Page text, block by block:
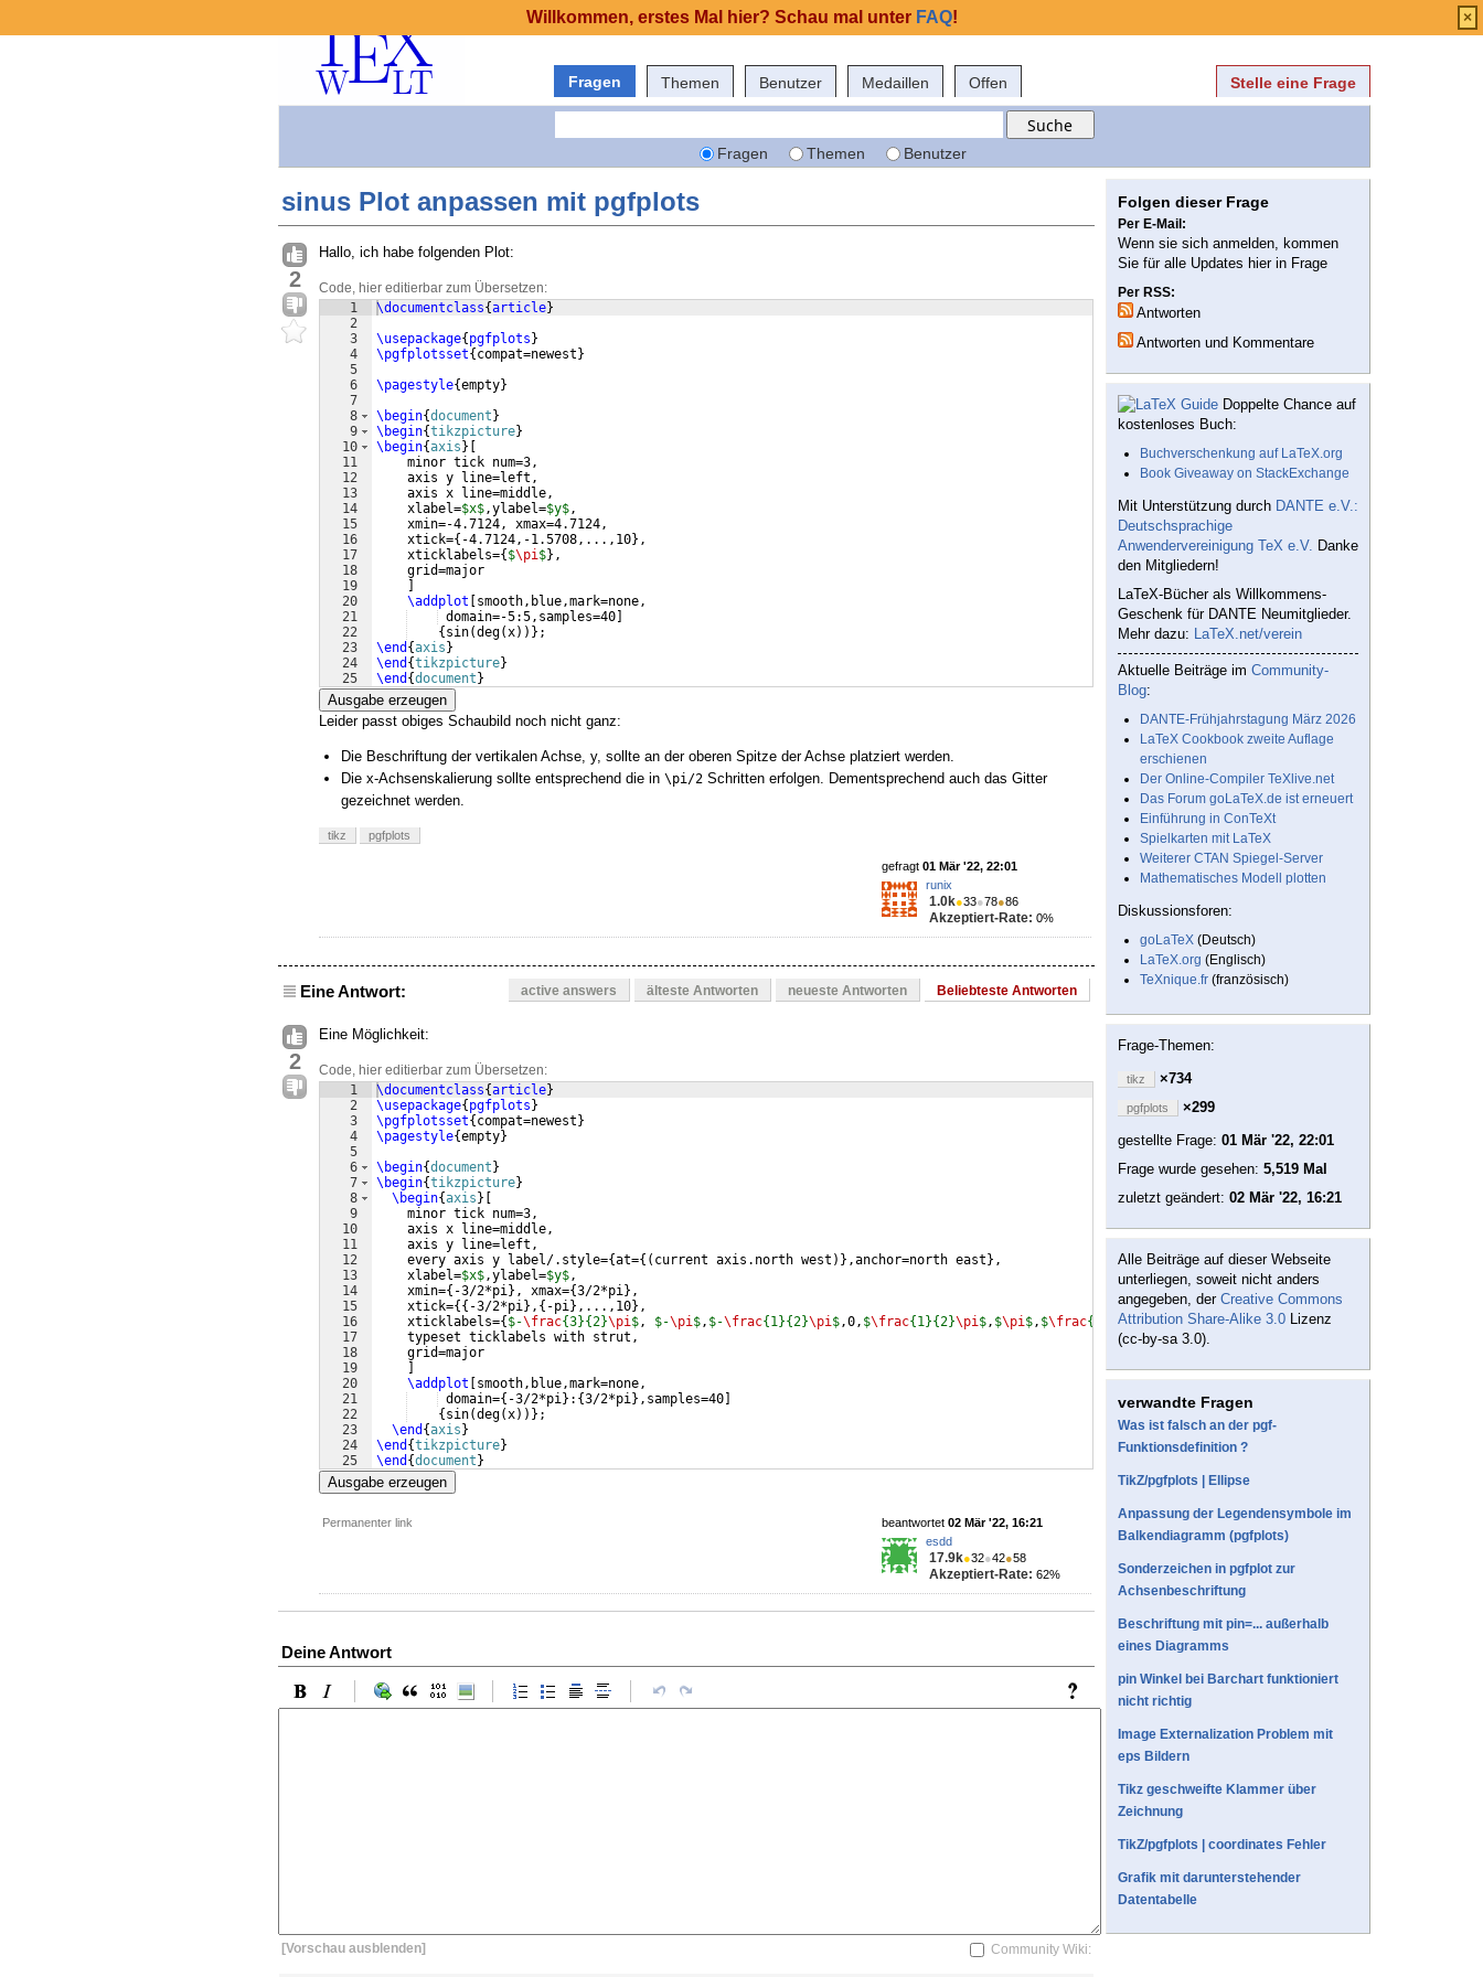
Fragen Themen Benutzer Medaillen Offen Stelle eine Frage
Fragen Themen Benutzer
sinus Plot anpassen mit pgfplots
2
Hallo, ich habe folgenden Plot:
Code, hier editierbar zum Übersetzen:
1
2
3
4
5
6
7
8
9
10
11
12
13
14
15
16
17
18
19
20
21
22
23
24
25
\documentclass{article}
\usepackage{ pgfplots }
\pgfplotsset{ compat=newest }
\pagestyle{empty}
\begin{document }
\begin{tikzpicture}
\begin{axis }
    minor tick num=3,
    axis y line=left,
    axis x line=middle,
    xlabel=
$x$,ylabel=$y$,
    xmin=-4.7124, xmax=4.7124,
    xtick=
{ -4.7124,-1.5708,...,10} ,
    xticklabels=
{ $\pi$} ,
    grid=major
\addplot
smooth,blue,mark=none,
domain=-5:5,samples=40
{ sin(deg(x))} ;
\end {axis }
\end {tikzpicture}
\end {document }
Ausgabe erzeugen
Leider passt obiges Schaubild noch nicht ganz:
Die Beschriftung der vertikalen Achse, y, sollte an der oberen Spitze der Achse platziert werden.
Die x-Achsenskalierung sollte entsprechend die in \pi/2 Schritten erfolgen. Dementsprechend auch das Gitter
gezeichnet werden.
tikz pgfplots
gefragt 01 Mär '22, 22:01
runix
1.0k●33●78●86
Akzeptiert-Rate: 0%
Eine Antwort: active answers älteste Antworten neueste Antworten Beliebteste Antworten
2
Eine Möglichkeit:
Code, hier editierbar zum Übersetzen:
1
2
3
4
5
6
7
8
9
10
11
12
13
14
15
16
17
18
19
20
21
22
23
24
25
\documentclass{article}
\usepackage{ pgfplots }
\pgfplotsset{ compat=newest }
\pagestyle{empty}
\begin{document }
\begin{tikzpicture}
\begin{axis }
    minor tick num=3,
    axis x line=middle,
    axis y line=left,
    every axis y label/.style=
{at={( current axis.north west )} ,anchor=north east } ,
    xlabel=
$x$,ylabel=$y$,
    xmin=
{ -3/2*pi} , xmax={3/2*pi} ,
    xtick=
{{ -3/2*pi} , { -pi} ,...,10} ,
    xticklabels=
{ $-\frac{3}{2}\pi$, $-\pi$, $-\frac{1}{2}\pi$,0, $\frac{1}{2}\pi$, $\pi$, $\frac{3}{2}\pi$},
    typeset ticklabels with strut,
    grid=major
\addplot
smooth,blue,mark=none,
domain={ -3/2*pi} : {3/2*pi} ,samples=40
{ sin(deg(x))} ;
\end {axis }
\end {tikzpicture}
\end {document }
Ausgabe erzeugen
Permanenter link beantwortet 02 Mär '22, 16:21
esdd
17.9k●32●42●58
Akzeptiert-Rate: 62%
Deine Antwort
[Vorschau ausblenden] Community Wiki:
Folgen dieser Frage
Per E-Mail:
Wenn sie sich anmelden, kommen
Sie für alle Updates hier in Frage
Per RSS:
Antworten
Antworten und Kommentare
Doppelte Chance auf
kostenloses Buch:
Buchverschenkung auf LaTeX.org
Book Giveaway on StackExchange
Mit Unterstützung durch DANTE e.V.:
Deutschsprachige
Anwendervereinigung TeX e.V. Danke
den Mitgliedern!
LaTeX-Bücher als Willkommens-
Geschenk für DANTE Neumitglieder.
Mehr dazu: LaTeX.net/verein
Aktuelle Beiträge im Community-
Blog:
DANTE-Frühjahrstagung März 2026
LaTeX Cookbook zweite Auflage
erschienen
Der Online-Compiler TeXlive.net
Das Forum goLaTeX.de ist erneuert
Einführung in ConTeXt
Spielkarten mit LaTeX
Weiterer CTAN Spiegel-Server
Mathematisches Modell plotten
Diskussionsforen:
goLaTeX (Deutsch)
LaTeX.org (Englisch)
TeXnique.fr (französisch)
Frage-Themen:
tikz ×734
pgfplots
×299
gestellte Frage: 01 Mär '22, 22:01
Frage wurde gesehen: 5,519 Mal
zuletzt geändert: 02 Mär '22, 16:21
Alle Beiträge auf dieser Webseite
unterliegen, soweit nicht anders
angegeben, der Creative Commons
Attribution Share-Alike 3.0 Lizenz
(cc-by-sa 3.0).
verwandte Fragen
Was ist falsch an der pgf-
Funktionsdefinition ?
TikZ/pgfplots | Ellipse
Anpassung der Legendensymbole im
Balkendiagramm (pgfplots)
Sonderzeichen in pgfplot zur
Achsenbeschriftung
Beschriftung mit pin=... außerhalb
eines Diagramms
pin Winkel bei Barchart funktioniert
nicht richtig
Image Externalization Problem mit
eps Bildern
Tikz geschweifte Klammer über
Zeichnung
TikZ/pgfplots | coordinates Fehler
Grafik mit darunterstehender
Datentabelle
Willkommen, erstes Mal hier? Schau mal unter FAQ! ×